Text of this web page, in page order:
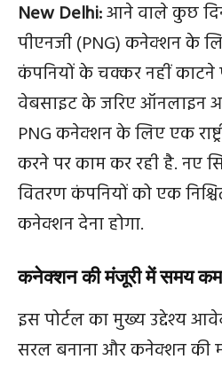
New Delhi:आने वाले कुछ
पीएनजी (PNG) कनेक्शन के
कंपनियों के चक्कर नहीं
वेबसाइट के जरिए ऑनलाइन
PNG कनेक्शन के लिए एक
करने पर काम कर रही है. नए
वितरण कंपनियों को एक
कनेक्शन देना होगा.
कनेक्शन की मंजूरी में समय कम
इस पोर्टल का मुख्य उद्देश्य
सरल बनाना और कनेक्शन की